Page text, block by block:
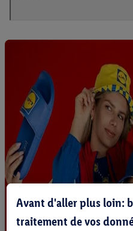
Avant d'aller plus loin:
traitement de vos